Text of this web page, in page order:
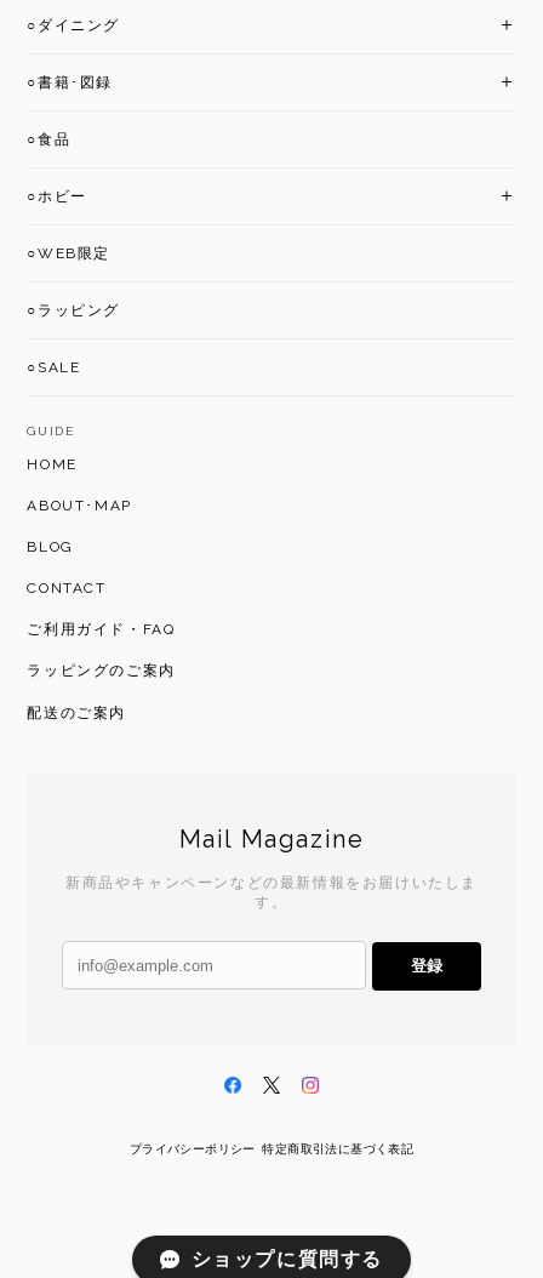
○ダイニング
○書籍･図録
○食品
○ホビー
○WEB限定
○ラッピング
○SALE
GUIDE
HOME
ABOUT･MAP
BLOG
CONTACT
ご利用ガイド・FAQ
ラッピングのご案内
配送のご案内
Mail Magazine
新商品やキャンペーンなどの最新情報をお届けいたしま
す。
登録
プライバシーポリシー 特定商取引法に基づく表記
ショップに質問する